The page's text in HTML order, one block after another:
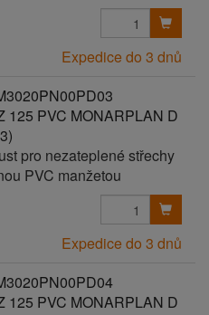
Expedice do 3 dnů
125 PVC MONARPLAN D
pro nezateplené střechy
PVC manžetou
Expedice do 3 dnů
125 PVC MONARPLAN D